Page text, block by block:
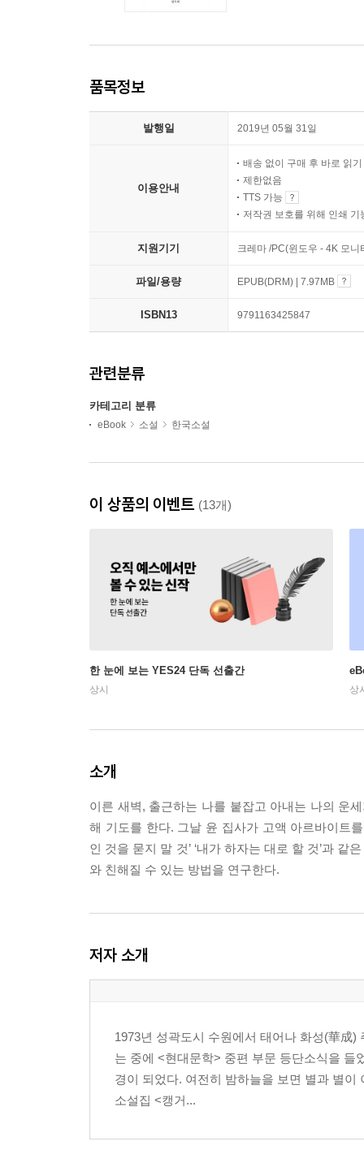
품목정보
발행일 2019년 05월 31일
이용안내
배송 없이 구매 후 바로 읽기
제한없음
TTS 가능
저작권 보호를 위해 인쇄 기
지원기기 크레마 /PC(윈도우 - 4K 모
파일/용량 EPUB(DRM) | 7.97MB
ISBN13 9791163425847
관련분류
카테고리 분류
eBook 소설 한국소설
이 상품의 이벤트 (13개)
한 눈에 보는 YES24 단독 선출간
상시 상
소개
이른 새벽, 출근하는 나를 붙잡고 아내는 나의 운
해 기도를 한다. 그날 윤 집사가 고액 아르바이트
인 것을 묻지 말 것’ ‘내가 하자는 대로 할 것’과
와 친해질 수 있는 방법을 연구한다.
저자 소개
1973년 성곽도시 수원에서 태어나 화성(華成)
는 중에 <현대문학> 중편 부문 등단소식을
경이 되었다. 여전히 밤하늘을 보면 별과 별
소설집 <캥거...